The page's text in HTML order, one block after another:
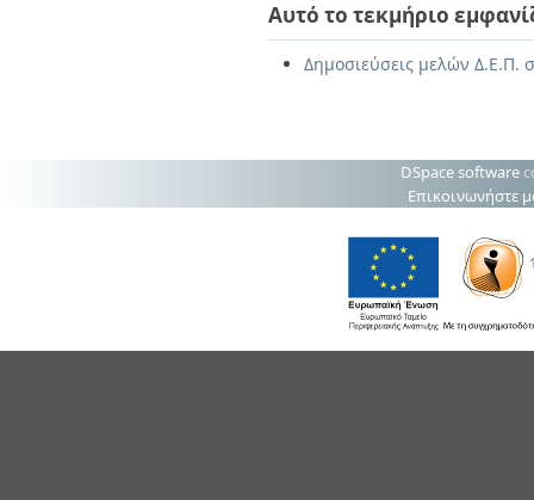
Αυτό το τεκμήριο
Δημοσιεύσεις μελών Δ.Ε.Π.
DSpace software
Επικοινωνήστε